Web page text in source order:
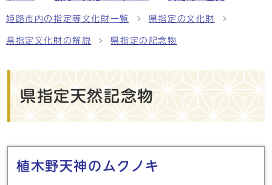
姫路市内の指定等文化財一覧 県指定の文化財
県指定文化財の解説 県指定の記念物
県指定天然記念物
メインメニュー
植木野天神のムクノキ